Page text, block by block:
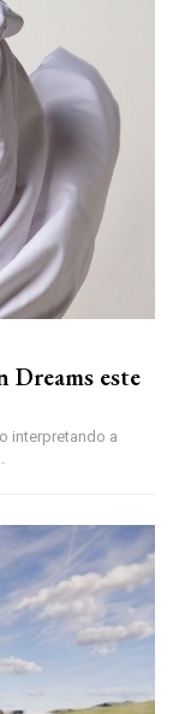
Dreams este
interpretando a